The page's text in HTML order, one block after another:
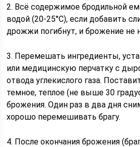
2. Всё содержимое бродильной
водой (20-25°C), если добавить
дрожжи погибнут, и брожение не
3. Перемешать ингредиенты,
или медицинскую перчатку с
отвода углекислого газа.
темное, теплое (не выше 30
брожения. Один раз в два дня
хорошо перемешивать брагу.
4. После окончания брожения